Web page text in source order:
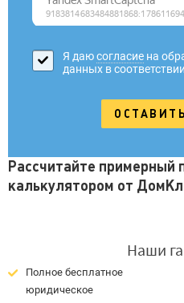
Я даюсогласие на
данных в
Рассчитайте примерный
калькулятором от
Наши
Полное бесплатное
юридическое